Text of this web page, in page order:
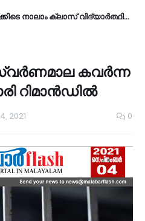
നാലാം ക്ലാസ് വിദ്യാർത്ഥി
മുൻ ചെയർമാൻ കെ.എം. ശരീഫ്​
സ്വർണമാല കവർന്ന
റിമാൻഡിൽ
2021 0